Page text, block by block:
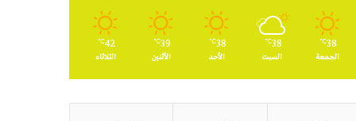
38
℃
الجمعة
38
℃
السبت
38
℃
الأحد
39
℃
الأثنين
42
℃
الثلاثاء